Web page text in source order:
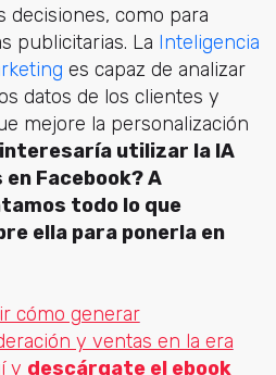
decisiones, como para
publicitarias. La Inteligencia
es capaz de analizar
datos de los clientes y
mejore la personalización
interesaría utilizar la IA
Facebook? A
todo lo que
ella para ponerla en
cómo generar
y ventas en la era
y descárgate el ebook